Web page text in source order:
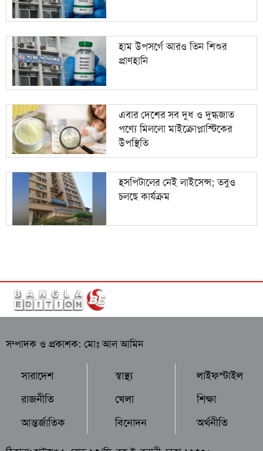
হাম উপসর্গে আরও তিন শিশুর
প্রাণহানি
এবার দেশের সব দুধ ও দুগ্ধজাত
পণ্যে মিললো মাইক্রোপ্লাস্টিকের
উপস্থিতি
হসপিটালের নেই লাইসেন্স; তবুও
চলছে কার্যক্রম
সম্পাদক ও প্রকাশক: মোঃ আল আমিন
সারাদেশ
রাজনীতি
আন্তর্জাতিক
স্বাস্থ্য
খেলা
বিনোদন
লাইফস্টাইল
শিক্ষা
অর্থনীতি